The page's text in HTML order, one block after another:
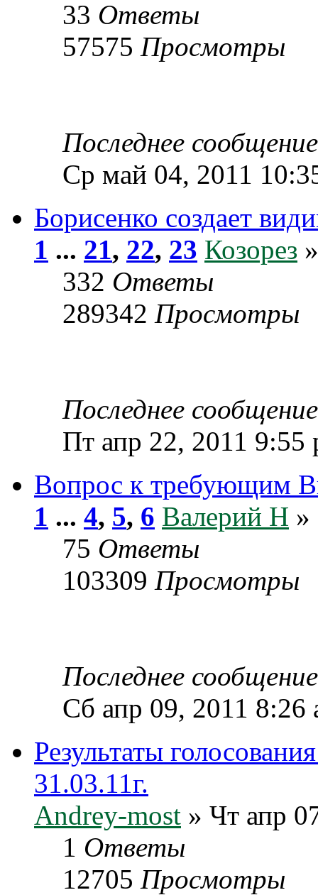
33 Ответы
57575 Просмотры
Последнее
Ср май 04, 2011
Борисенко создает
1 ... 21, 22, 23 Козорез
332 Ответы
289342 Просмотры
Последнее
Пт апр 22, 2011 9:55
Вопрос к требующим
1 ... 4, 5, 6 Валерий Н »
75 Ответы
103309 Просмотры
Последнее
Сб апр 09, 2011 8:26
Результаты
31.03.11г.
Andrey-most » Чт апр
1 Ответы
12705 Просмотры